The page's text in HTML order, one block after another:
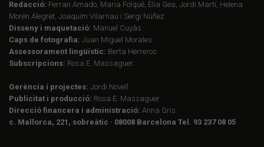
Redacció: Ferran Amado, Maria Folqué, Èlia Gea, Jordi Martí, Helena
Morén Alegret, Joaquim Vilarnau i Sergi Núñez
Disseny i maquetació: Manuel Cuyàs
Caps de fotografia: Juan Miguel Morales
Assessorament lingüístic: Berta Herreros
Subscripcions: Rosa E. Massaguer
Gerència i projectes: Jordi Novell
Publicitat i producció: Rosa E. Massaguer
Direcció financera i administració: Anna Gris
c. Mallorca, 221, sobreàtic · 08008 Barcelona Tel. 93 237 08 05